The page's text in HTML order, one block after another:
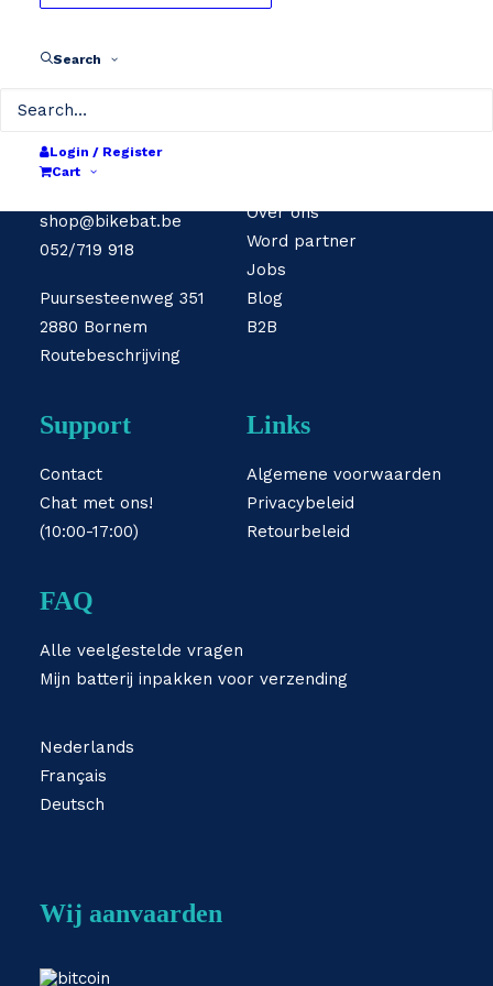
Search
Login / Register
Cart
info@bikebat.be
052/719 919
shop@bikebat.be
052/719 918
Puursesteenweg 351
2880 Bornem
Routebeschrijving
Over ons
Word partner
Jobs
Blog
B2B
Support
Contact
Chat met ons!
(10:00-17:00)
Links
Algemene voorwaarden
Privacybeleid
Retourbeleid
FAQ
Alle veelgestelde vragen
Mijn batterij inpakken voor verzending
Nederlands
Français
Deutsch
Wij aanvaarden